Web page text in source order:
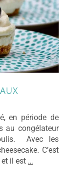
en période de
au congélateur
Avec les
C’est
il est …